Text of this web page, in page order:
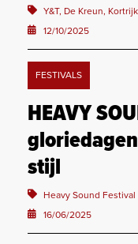
Y&T, De Kreun, Kortrijk
12/10/2025
FESTIVALS
HEAVY
stijl
Heavy Sound
16/06/2025